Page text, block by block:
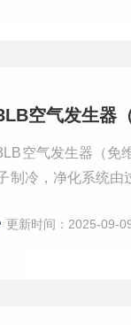
空气发生器
空气发生器（免
制冷，净化系统由
更新时间：2025-09-